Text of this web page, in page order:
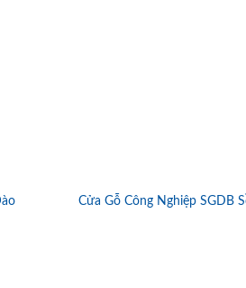
Cửa Gỗ Công Nghiệp SGDB